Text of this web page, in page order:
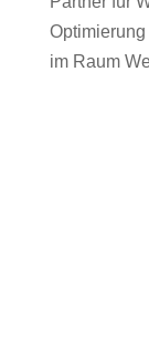
im Raum